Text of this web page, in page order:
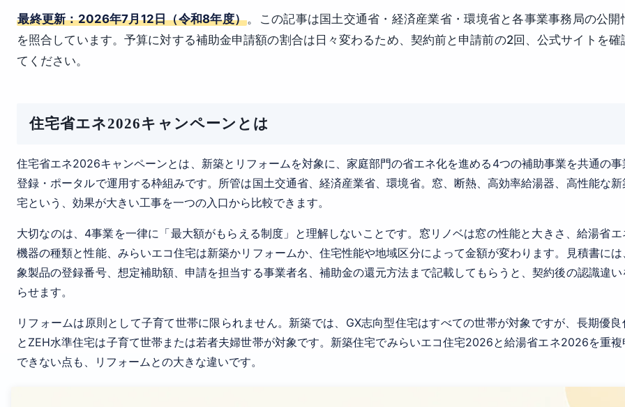
最終更新：2026年7月12日（令和8年度）。この記事は国土交通省・経済産業省・環境省と各事業事務局の公開
を照合しています。予算に対する補助金申請額の割合は日々変わるため、契約前と申請前の2回、公式サイトを確
てください。
住宅省エネ2026キャンペーンとは
住宅省エネ2026キャンペーンとは、新築とリフォームを対象に、家庭部門の省エネ化を進める4つの補助事業を共通の事
登録・ポータルで運用する枠組みです。所管は国土交通省、経済産業省、環境省。窓、断熱、高効率給湯器、高性能な新
宅という、効果が大きい工事を一つの入口から比較できます。
大切なのは、4事業を一律に「最大額がもらえる制度」と理解しないことです。窓リノベは窓の性能と大きさ、給湯省エ
機器の種類と性能、みらいエコ住宅は新築かリフォームか、住宅性能や地域区分によって金額が変わります。見積書には
象製品の登録番号、想定補助額、申請を担当する事業者名、補助金の還元方法まで記載してもらうと、契約後の認識違い
らせます。
リフォームは原則として子育て世帯に限られません。新築では、GX志向型住宅はすべての世帯が対象ですが、長期優良
とZEH水準住宅は子育て世帯または若者夫婦世帯が対象です。新築住宅でみらいエコ住宅2026と給湯省エネ2026を重複
できない点も、リフォームとの大きな違いです。